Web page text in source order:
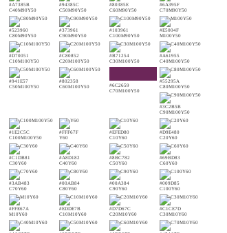
#A7385B
C40M90Y50
#94385C
C50M90Y50
#80385E
C60M90Y50
#6A395F
C70M90Y50
#523960
C80M90Y50
#373961
C90M90Y50
#103961
C100M90Y50
#E5004F
M100Y50
#D70051
C10M100Y50
#C80852
C20M100Y50
#B71254
C30M100Y50
#A61955
C40M100Y50
#941E57
C50M100Y50
#802358
C60M100Y50
#6C2659
C70M100Y50
#55295A
C80M100Y50
#3C2B5B
C90M100Y50
#1E2C5C
C100M100Y50
#FFF67F
Y60
#EFED80
C10Y60
#D9E480
C20Y60
#C1DB81
C30Y60
#A8D182
C40Y60
#8BC782
C50Y60
#69BD83
C60Y60
#3AB483
C70Y60
#00AB84
C80Y60
#00A384
C90Y60
#009D85
C100Y60
#FFE67A
M10Y60
#EDDE7B
C10M10Y60
#D7D67C
C20M10Y60
#C1CE7D
C30M10Y60